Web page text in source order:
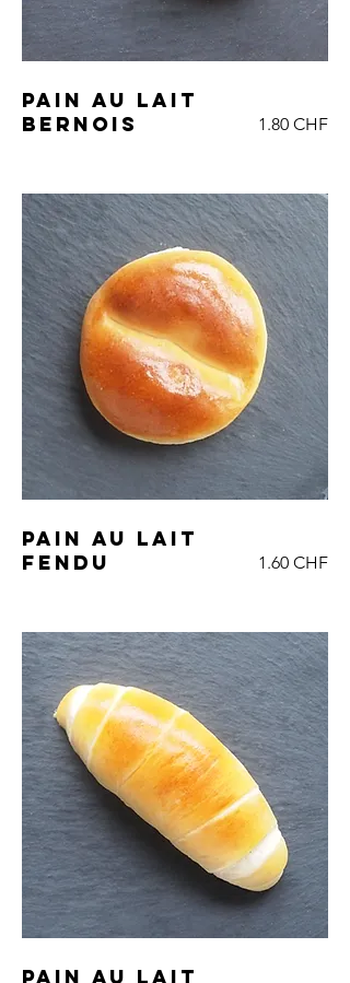
Pain au lait
bernois
1.80 CHF
Pain au lait
fendu
1.60 CHF
Pain au lait